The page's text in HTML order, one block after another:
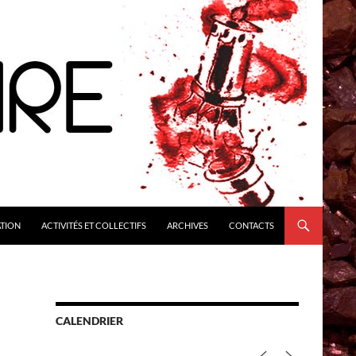
ACTIVITÉS ET COLLECTIFS ARCHIVES CONTACTS
CALENDRIER